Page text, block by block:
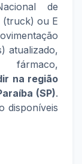
de
(truck) ou E
atualizado,
na região
(SP).
disponíveis